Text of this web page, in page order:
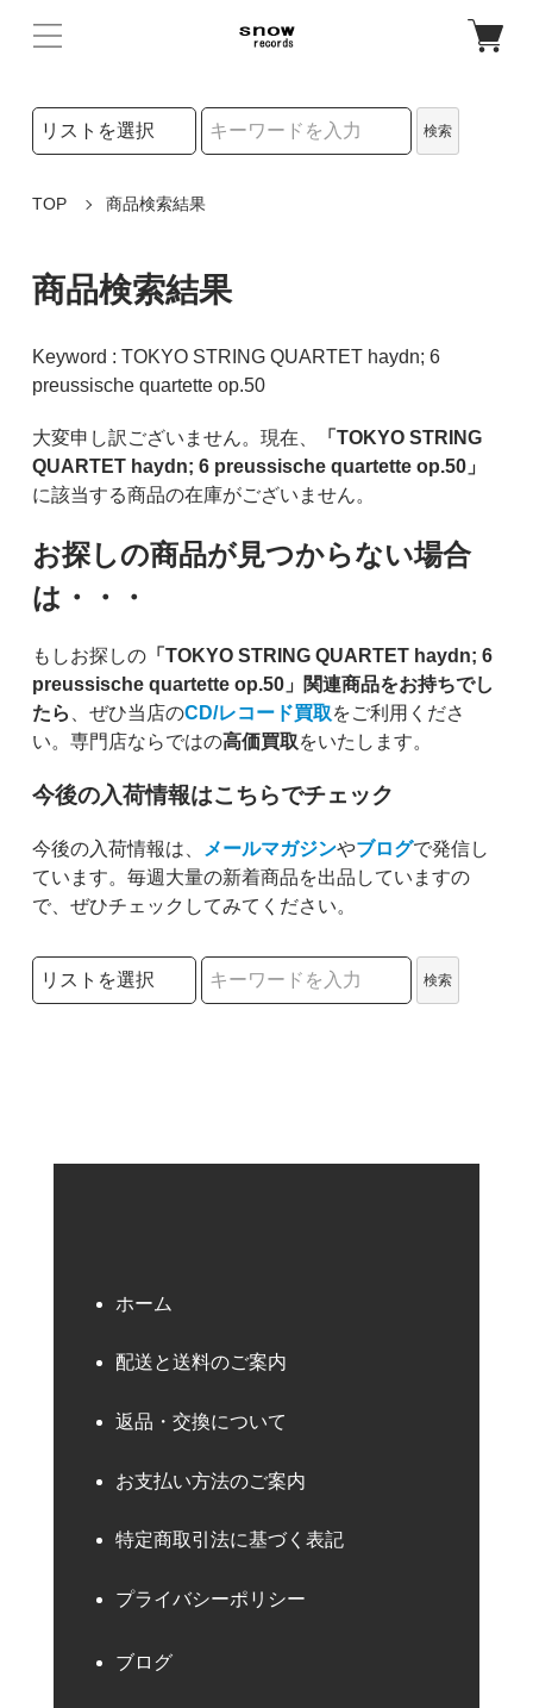
検索リストの選択
検索
TOP 商品検索結果
商品検索結果
Keyword : TOKYO STRING QUARTET haydn; 6
preussische quartette op.50
大変申し訳ございません。現在、
「TOKYO STRING
QUARTET haydn; 6 preussische quartette op.50」
に該当する商品の在庫がございません。
お探しの商品が見つからない場合
は・・・
もしお探しの「TOKYO STRING QUARTET haydn; 6
preussische quartette op.50」関連商品をお持ちでし
たら 、ぜひ当店のCD/レコード買取をご利用くださ
い。専門店ならではの高価買取をいたします。
今後の入荷情報はこちらでチェック
今後の入荷情報は、 メールマガジンやブログで発信し
ています。毎週大量の新着商品を出品していますの
で、ぜひチェックしてみてください。
検索リストの選択
検索
ホーム
配送と送料のご案内
返品・交換について
お支払い方法のご案内
特定商取引法に基づく表記
プライバシーポリシー
ブログ